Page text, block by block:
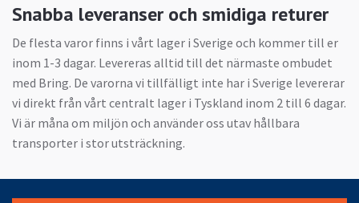
Snabba leveranser och smidiga returer
De flesta varor finns i vårt lager i Sverige och kommer till er
inom 1-3 dagar. Levereras alltid till det närmaste ombudet
med Bring. De varorna vi tillfälligt inte har i Sverige levererar
vi direkt från vårt centralt lager i Tyskland inom 2 till 6 dagar.
Vi är måna om miljön och använder oss utav hållbara
transporter i stor utsträckning.